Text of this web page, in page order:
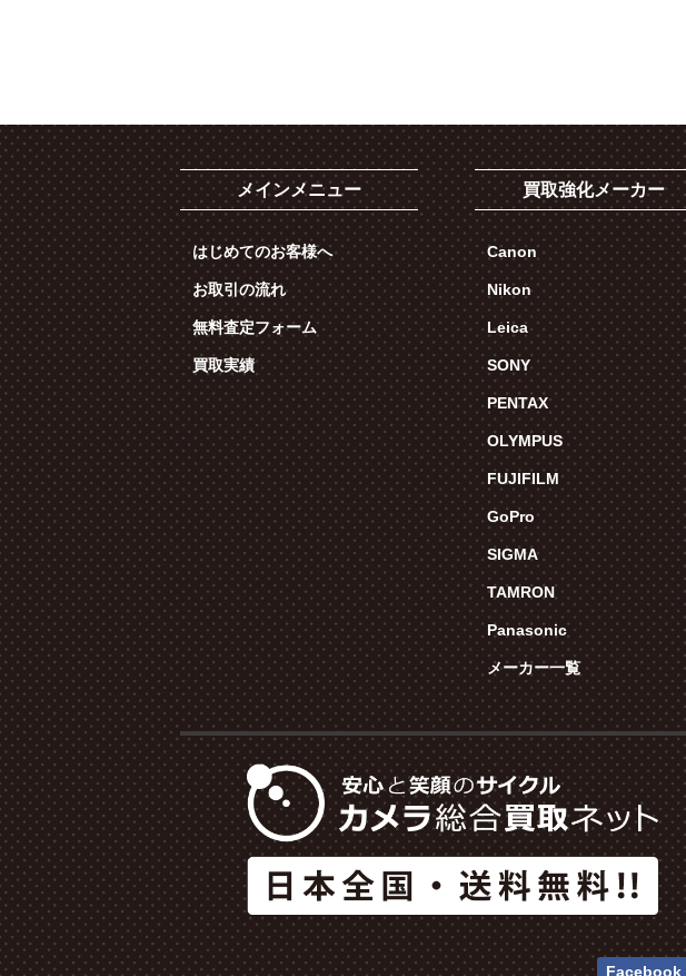
メインメニュー
はじめてのお客様へ
お取引の流れ
無料査定フォーム
買取実績
買取強化メーカー
Canon
Nikon
Leica
SONY
PENTAX
OLYMPUS
FUJIFILM
GoPro
SIGMA
TAMRON
Panasonic
メーカー一覧
Facebook